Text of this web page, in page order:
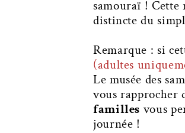
samouraï ! Cette
distincte du
Remarque : si
(adultes
Le musée des
vous rapprocher
familles vous
journée !